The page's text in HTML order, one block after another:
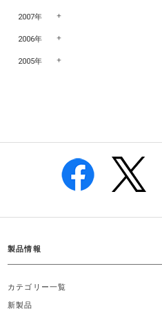
2007年
2006年
2005年
製品情報
カテゴリー一覧
新製品